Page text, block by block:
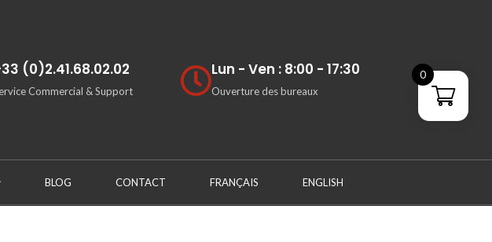
(0)2.41.68.02.02
Commercial & Support
Lun - Ven : 8:00 - 17:30
Ouverture des bureaux
BLOG CONTACT FRANÇAIS ENGLISH
0